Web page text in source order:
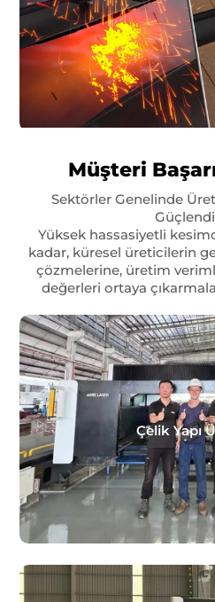
Müşteri
Sektörler Genelinde
Yüksek hassasiyetli
kadar, küresel üreticilerin
çözmelerine, üretim
değerleri ortaya
Çelik Yapı